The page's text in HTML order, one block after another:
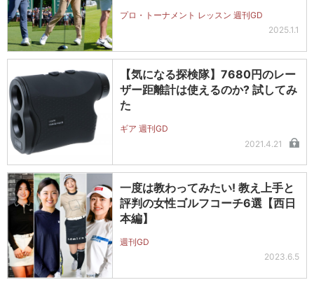
プロ・トーナメント レッスン 週刊GD
2025.1.1
【気になる探検隊】7680円のレー
ザー距離計は使えるのか? 試してみ
た
ギア 週刊GD
2021.4.21
一度は教わってみたい! 教え上手と
評判の女性ゴルフコーチ6選【西日
本編】
週刊GD
2023.6.5